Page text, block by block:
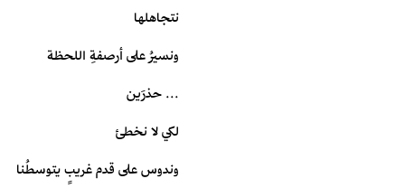
نتجاهلها
ونسيرُ على أرصفةِ اللحظة
... حذرَين
لكي لا نخطئ
وندوس على قدم غريبٍ يتوسطُنا